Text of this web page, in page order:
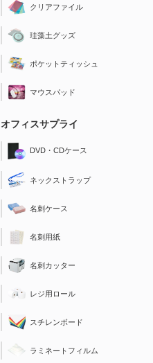
クリアファイル
珪藻土グッズ
ポケットティッシュ
マウスパッド
オフィスサプライ
DVD・CDケース
ネックストラップ
名刺ケース
名刺用紙
名刺カッター
レジ用ロール
スチレンボード
ラミネートフィルム